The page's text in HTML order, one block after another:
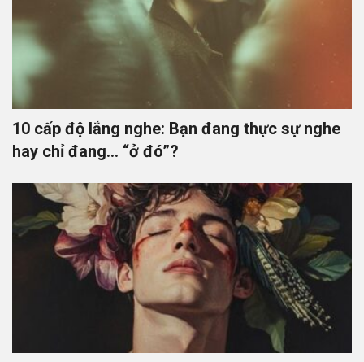
10 cấp độ lắng nghe: Bạn đang thực sự nghe
hay chỉ đang… “ở đó”?